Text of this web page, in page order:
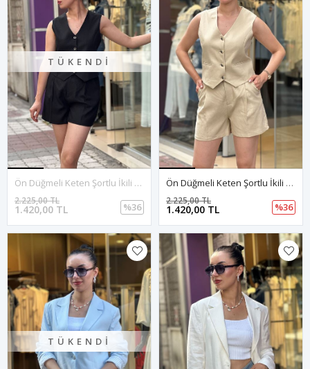
TÜKENDI
Ön Düğmeli Keten Şortlu İkili Takım-Siyah
1.420,00 TL
2.225,00 TL
%36
Ön Düğmeli Keten Şortlu İkili Takım-Vizon
1.420,00 TL
2.225,00 TL
%36
TÜKENDI